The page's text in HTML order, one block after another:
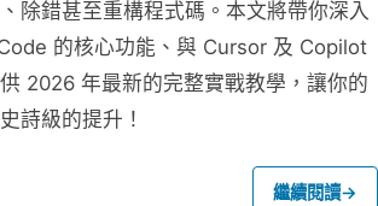
除錯甚至重構程式碼。本文將帶你深入
的核心功能、與 Cursor 及 Copilot
2026 年最新的完整實戰教學，讓你的
詩級的提升！
繼續閱讀→